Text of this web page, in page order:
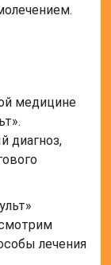
медицине
диагноз,
лечения